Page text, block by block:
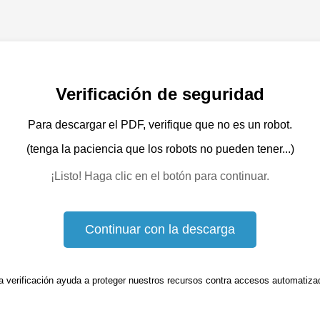
Verificación de seguridad
Para descargar el PDF, verifique que no es un robot.
(tenga la paciencia que los robots no pueden tener...)
¡Listo! Haga clic en el botón para continuar.
Continuar con la descarga
verificación ayuda a proteger nuestros recursos contra accesos